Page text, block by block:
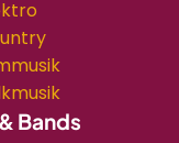
Bands